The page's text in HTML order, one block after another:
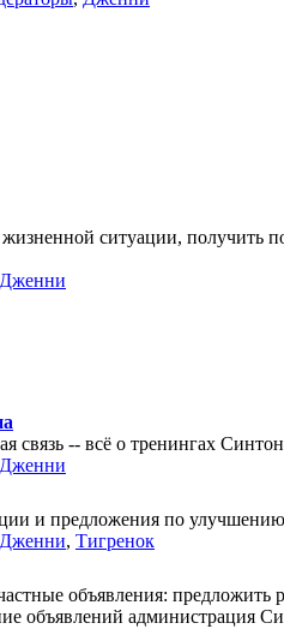
жизненной ситуации, получить
Дженни
связь -- всё о тренингах
Дженни
и предложения по
Дженни, Тигренок
объявления: предложить
объявлений администрация